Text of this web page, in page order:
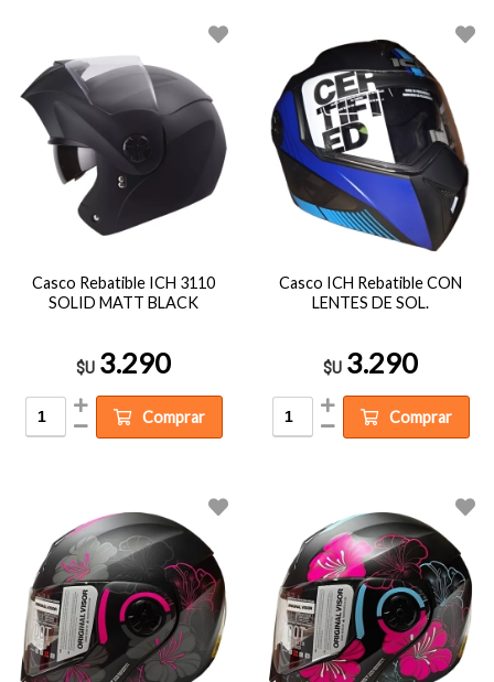
Casco Rebatible ICH 3110
SOLID MATT BLACK
$U 3.290
Comprar
Casco ICH Rebatible CON
LENTES DE SOL.
$U 3.290
Comprar